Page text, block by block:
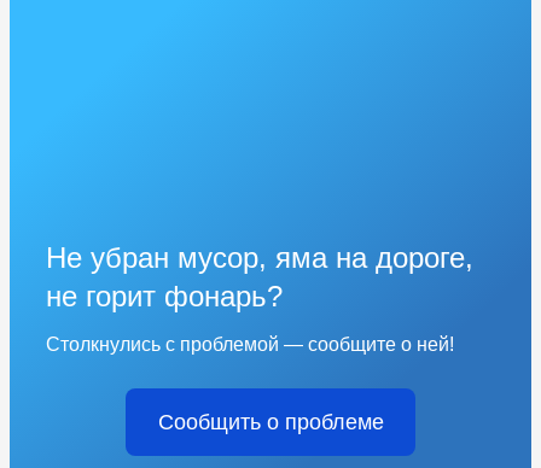
Не убран мусор, яма на дороге,
не горит фонарь?
Столкнулись с проблемой — сообщите о ней!
Сообщить о проблеме